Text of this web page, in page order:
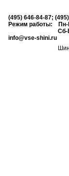
(495) 646-84-87;
Режим работы: Пн-
Сб-Вс:
info@vse-shini.ru